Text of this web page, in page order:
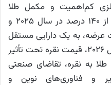
کم‌اهمیت و مکمل طلا
محسوب می‌شد، با جهش بیش از ۱۴۰ درصد در سال ۲۰۲۵ و
به یک دارایی مستقل
و جذاب تبدیل شده است. در سال ۲۰۲۶، قیمت نقره تحت تأثیر
به نقره، تقاضای صنعتی
و فناوری‌های نوین و